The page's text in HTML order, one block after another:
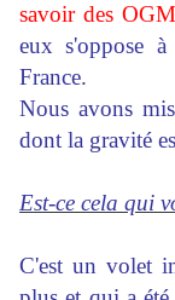
savoir des
eux s'oppose
France.
Nous avons
dont la gravité
Est-ce cela qui
C'est un volet